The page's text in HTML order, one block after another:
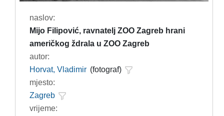
naslov:
Mijo Filipović, ravnatelj ZOO Zagreb hrani
američkog ždrala u ZOO Zagreb
autor:
Horvat, Vladimir (fotograf)
mjesto:
Zagreb
vrijeme: